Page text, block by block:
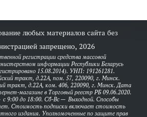
любых материалов сайта без
запрещено, 2026
регистрации средства массовой
информации Республики Беларусь
15.08.2014). УНП: 191261281.
тракт, д.22А, пом. 57, 220090, г. Минск.
тракт, д.22А, ком. 406, 220090, г. Минск. Дата
магазине в Торговый реестр РБ 09.06.2020.
до 18:00. Сб-Вс — Выходной. Способы
Стоимость подписки включает стоимость
издания. Уполномоченные по защите прав